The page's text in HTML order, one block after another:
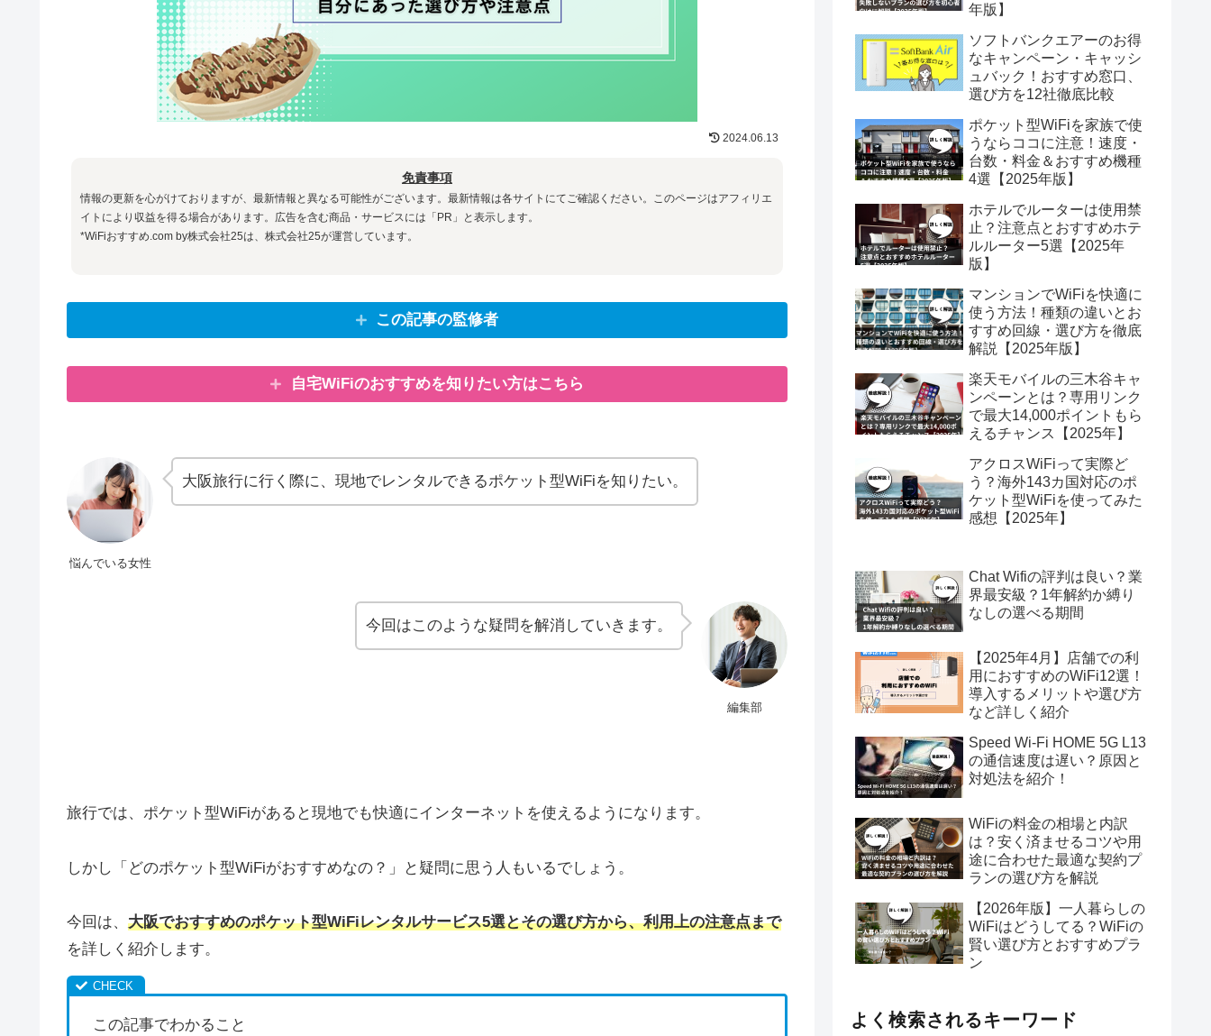
2024.06.13
免責事項
情報の更新を心がけておりますが、最新情報と異なる可能性がございます。最新情報は各サイトにてご確認ください。このページはアフィリエ
イトにより収益を得る場合があります。広告を含む商品・サービスには「PR」と表示します。
*WiFiおすすめ.com by株式会社25は、株式会社25が運営しています。
この記事の監修者
自宅WiFiのおすすめを知りたい方はこちら
悩んでいる女性
大阪旅行に行く際に、現地でレンタルできるポケット型WiFiを知りたい。
編集部
今回はこのような疑問を解消していきます。
旅行では、ポケット型WiFiがあると現地でも快適にインターネットを使えるようになります。
しかし「どのポケット型WiFiがおすすめなの？」と疑問に思う人もいるでしょう。
今回は、 大阪でおすすめのポケット型WiFiレンタルサービス5選とその選び方から、利用上の注意点まで
を詳しく紹介します。
この記事でわかること
年版】
ソフトバンクエアーのお得
なキャンペーン・キャッシ
ュバック！おすすめ窓口、
選び方を12社徹底比較
ポケット型WiFiを家族で使
うならココに注意！速度・
台数・料金＆おすすめ機種
4選【2025年版】
ホテルでルーターは使用禁
止？注意点とおすすめホテ
ルルーター5選【2025年
版】
マンションでWiFiを快適に
使う方法！種類の違いとお
すすめ回線・選び方を徹底
解説【2025年版】
楽天モバイルの三木谷キャ
ンペーンとは？専用リンク
で最大14,000ポイントもら
えるチャンス【2025年】
アクロスWiFiって実際ど
う？海外143カ国対応のポ
ケット型WiFiを使ってみた
感想【2025年】
Chat Wifiの評判は良い？業
界最安級？1年解約か縛り
なしの選べる期間
【2025年4月】店舗での利
用におすすめのWiFi12選！
導入するメリットや選び方
など詳しく紹介
Speed Wi-Fi HOME 5G L13
の通信速度は遅い？原因と
対処法を紹介！
WiFiの料金の相場と内訳
は？安く済ませるコツや用
途に合わせた最適な契約プ
ランの選び方を解説
【2026年版】一人暮らしの
WiFiはどうしてる？WiFiの
賢い選び方とおすすめプラ
ン
よく検索されるキーワード